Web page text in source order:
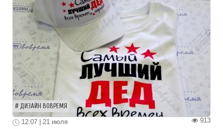
ДИЗАЙН ВОВРЕМЯ
913
12:07 | 21 июля